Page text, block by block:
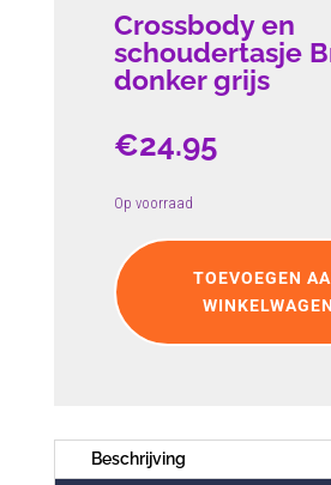
Crossbody en
schoudertasje
donker grijs
€24.95
Op voorraad
Crossbody
en
schoudertasje
Brussel
donker
TOEVOEGEN
WINKELWAGEN
Beschrijving